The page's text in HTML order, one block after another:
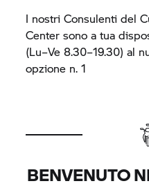
I nostri Consulenti del
Center sono a tua
(Lu – Ve 8.30 – 19.30) al
opzione n. 1
BENVENUTO